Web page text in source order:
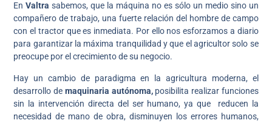
EnValtrasabemos, que la máquina no es sólo un medio sino un
compañero de trabajo, una fuerte relación del hombre de campo
con el tractor que es inmediata. Por ello nos esforzamos a diario
para garantizar la máxima tranquilidad y que el agricultor solo se
preocupe por el crecimiento de su negocio.
Hay un cambio de paradigma en la agricultura moderna, el
desarrollo de maquinaria autónoma,posibilita realizar funciones
sin la intervención directa del ser humano, ya que reducen la
necesidad de mano de obra, disminuyen los errores humanos,